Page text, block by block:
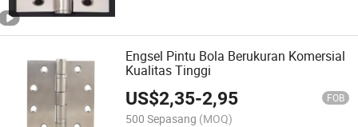
Engsel Pintu Bola Berukuran Komersial
Kualitas Tinggi
US$2,35-2,95 FOB
500 Sepasang (MOQ)